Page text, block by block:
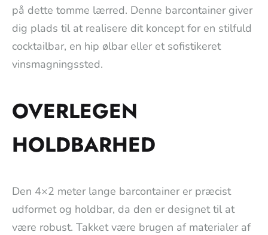
på dette tomme lærred. Denne barcontainer giver
dig plads til at realisere dit koncept for en stilfuld
cocktailbar, en hip ølbar eller et sofistikeret
vinsmagningssted.
OVERLEGEN
HOLDBARHED
Den 4×2 meter lange barcontainer er præcist
udformet og holdbar, da den er designet til at
være robust. Takket være brugen af materialer af